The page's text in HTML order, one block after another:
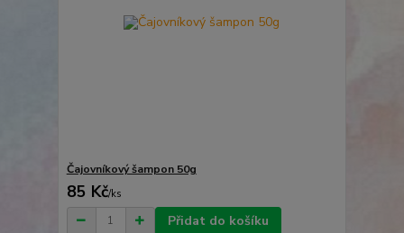
Čajovníkový šampon 50g
85 Kč/ks
Přidat do košíku